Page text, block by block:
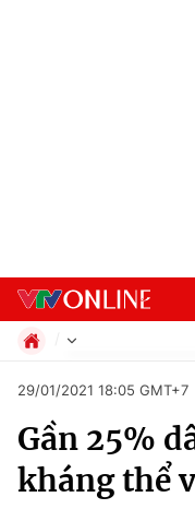
Chuyên mục
Chính trị
Xã hội
Pháp luật
Kinh tế
Thể thao
29/01/2021 18:05 GMT+7
Gần 25%
kháng thể